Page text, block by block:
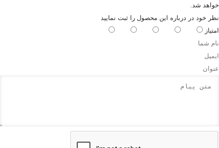
خواهد شد.
نظر خود در درباره این محصول را ثبت نمایید
امتیاز